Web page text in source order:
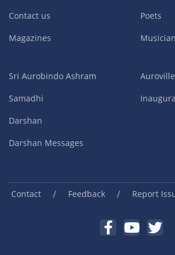
Contact us
Magazines
Poets
Sri Aurobindo Ashram
Samadhi
Darshan
Darshan Messages
Auroville
Contact / Feedback / Report